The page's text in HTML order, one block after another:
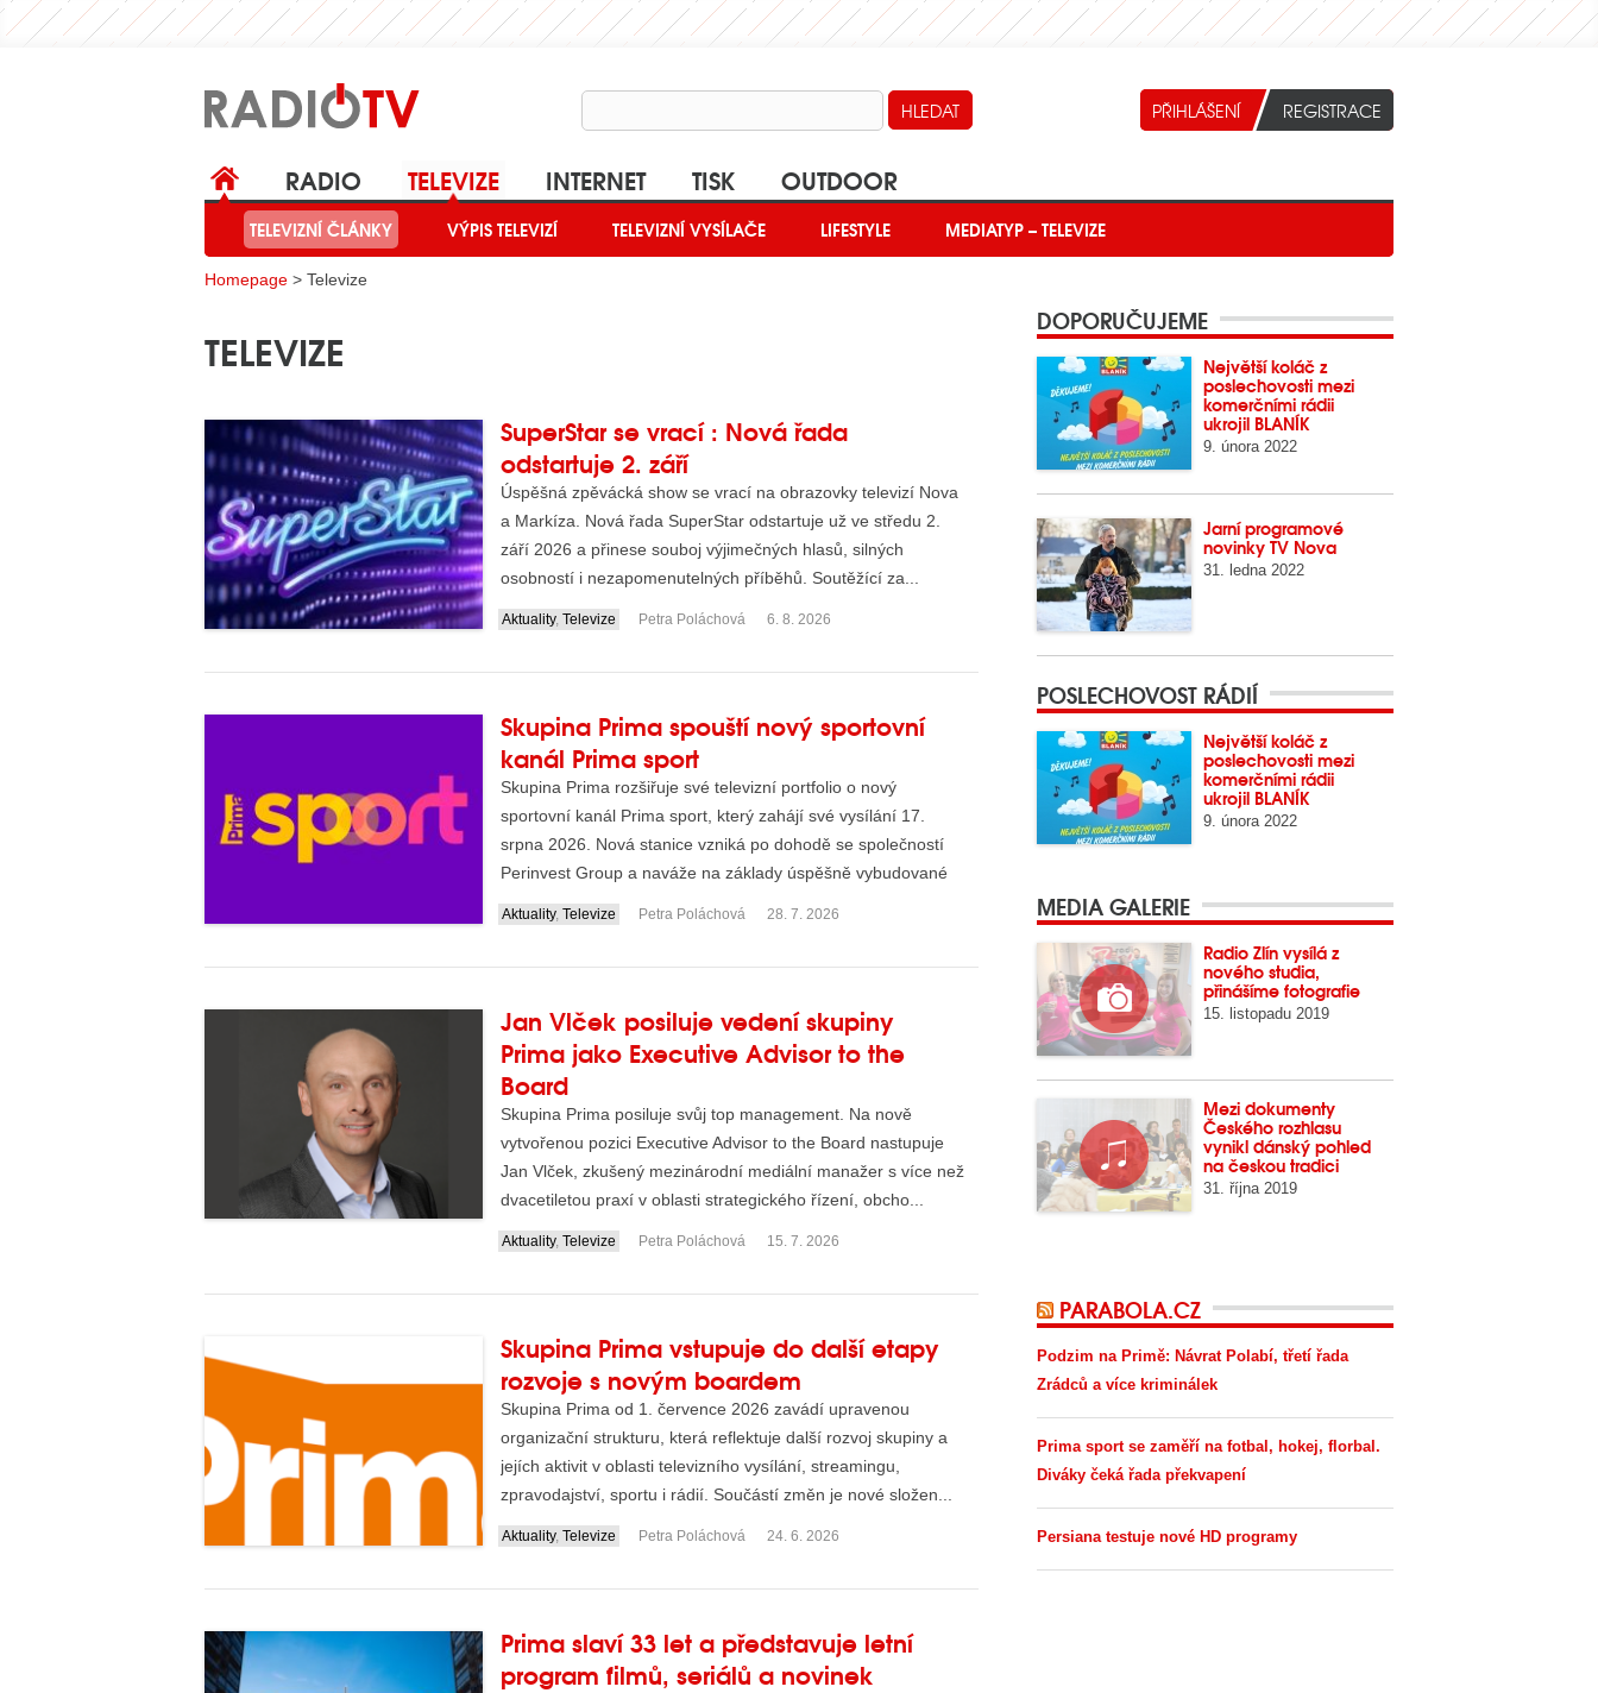
ČLÁNKY O RÁDIÍCH TELEVIZNÍ ČLÁNKY ČLÁNKY O INTERNETU TISKOVÁ SEKCE
RADIO TELEVIZE
TELEVIZNÍ ČLÁNKY VÝPIS TELEVIZÍ TELEVIZNÍ VYSÍLAČE LIFESTYLE MEDIATYP – TELEVIZE
INTERNET TISK OUTDOOR
Homepage > Televize
TELEVIZE
SuperStar se vrací : Nová řada
odstartuje 2. září
Úspěšná zpěvácká show se vrací na obrazovky televizí Nova
a Markíza. Nová řada SuperStar odstartuje už ve středu 2.
září 2026 a přinese souboj výjimečných hlasů, silných
osobností i nezapomenutelných příběhů. Soutěžící za...
Aktuality,Televize Petra Poláchová 6. 8. 2026
Skupina Prima spouští nový sportovní
kanál Prima sport
Skupina Prima rozšiřuje své televizní portfolio o nový
sportovní kanál Prima sport, který zahájí své vysílání 17.
srpna 2026. Nová stanice vzniká po dohodě se společností
Perinvest Group a naváže na základy úspěšně vybudované
s...
Aktuality,Televize Petra Poláchová 28. 7. 2026
Jan Vlček posiluje vedení skupiny
Prima jako Executive Advisor to the
Board
Skupina Prima posiluje svůj top management. Na nově
vytvořenou pozici Executive Advisor to the Board nastupuje
Jan Vlček, zkušený mezinárodní mediální manažer s více než
dvacetiletou praxí v oblasti strategického řízení, obcho...
Aktuality,Televize Petra Poláchová 15. 7. 2026
Skupina Prima vstupuje do další etapy
rozvoje s novým boardem
Skupina Prima od 1. července 2026 zavádí upravenou
organizační strukturu, která reflektuje další rozvoj skupiny a
jejích aktivit v oblasti televizního vysílání, streamingu,
zpravodajství, sportu i rádií. Součástí změn je nové složen...
Aktuality,Televize Petra Poláchová 24. 6. 2026
Prima slaví 33 let a představuje letní
program filmů, seriálů a novinek
DOPORUČUJEME
Největší koláč z
poslechovosti mezi
komerčními rádii
ukrojil BLANÍK
9. února 2022
Jarní programové
novinky TV Nova
31. ledna 2022
POSLECHOVOST RÁDIÍ
Největší koláč z
poslechovosti mezi
komerčními rádii
ukrojil BLANÍK
9. února 2022
MEDIA GALERIE
Radio Zlín vysílá z
nového studia,
přinášíme fotografie
15. listopadu 2019
Mezi dokumenty
Českého rozhlasu
vynikl dánský pohled
na českou tradici
31. října 2019
PARABOLA.CZ
Podzim na Primě: Návrat Polabí, třetí řada
Zrádců a více kriminálek
Prima sport se zaměří na fotbal, hokej, florbal.
Diváky čeká řada překvapení
Persiana testuje nové HD programy